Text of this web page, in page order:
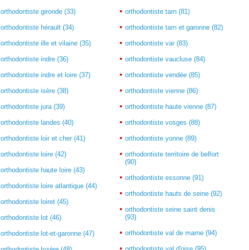
orthodontiste gironde (33)
orthodontiste hérault (34)
orthodontiste ille et vilaine (35)
orthodontiste indre (36)
orthodontiste indre et loire (37)
orthodontiste isère (38)
orthodontiste jura (39)
orthodontiste landes (40)
orthodontiste loir et cher (41)
orthodontiste loire (42)
orthodontiste haute loire (43)
orthodontiste loire atlantique (44)
orthodontiste loiret (45)
orthodontiste lot (46)
orthodontiste lot-et-garonne (47)
orthodontiste tarn (81)
orthodontiste tarn et garonne (82)
orthodontiste var (83)
orthodontiste vaucluse (84)
orthodontiste vendée (85)
orthodontiste vienne (86)
orthodontiste haute vienne (87)
orthodontiste vosges (88)
orthodontiste yonne (89)
orthodontiste territoire de belfort
(90)
orthodontiste essonne (91)
orthodontiste hauts de seine (92)
orthodontiste seine saint denis
(93)
orthodontiste val de marne (94)